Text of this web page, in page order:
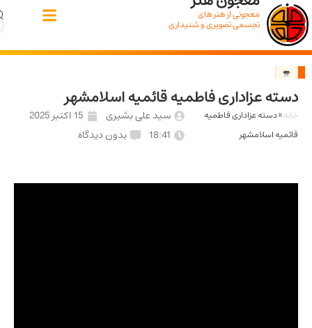
معجونی از هنر های
تجسمی تصویری و شنیداری
عزاداری فاطمیه قائمیه اسلامشهر
دسته عزاداری فاطمیه
اسلامشهر
سید علی بشیری
15 اکتبر 2025
18:41
بدون دیدگاه